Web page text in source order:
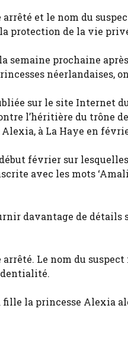
et le nom du
protection de la vie
prochaine
néerlandaises,
sur le site Internet
l’héritière du trône
Alexia, à La Haye en
février sur
avec les mots
davantage de détails
Le nom du